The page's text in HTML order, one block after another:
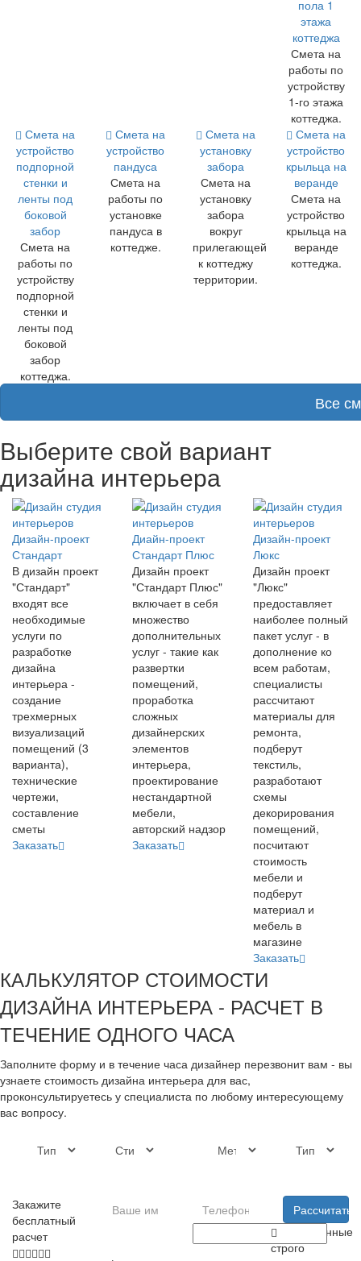
пола 1
этажа
коттеджа
Смета на
работы по
устройству
1-го этажа
коттеджа.
Смета на
устройство
подпорной
стенки и
ленты под
боковой
забор
Смета на
работы по
устройству
подпорной
стенки и
ленты под
боковой
забор
коттеджа.
Смета на
устройство
пандуса
Смета на
работы по
установке
пандуса в
коттедже.
Смета на
установку
забора
Смета на
установку
забора
вокруг
прилегающей
к коттеджу
территории.
Смета на
устройство
крыльца на
веранде
Смета на
устройство
крыльца на
веранде
коттеджа.
Все
Выберите свой вариант
дизайна интерьера
Дизайн-проект
Стандарт
В дизайн проект
"Стандарт"
входят все
необходимые
услуги по
разработке
дизайна
интерьера -
создание
трехмерных
визуализаций
помещений (3
варианта),
технические
чертежи,
составление
сметы
Заказать
Диайн-проект
Стандарт Плюс
Дизайн проект
"Стандарт Плюс"
включает в себя
множество
дополнительных
услуг - такие как
развертки
помещений,
проработка
сложных
дизайнерских
элементов
интерьера,
проектирование
нестандартной
мебели,
авторский надзор
Заказать
Дизайн-проект
Люкс
Дизайн проект
"Люкс"
предоставляет
наиболее полный
пакет услуг - в
дополнение ко
всем работам,
специалисты
рассчитают
материалы для
ремонта,
подберут
текстиль,
разработают
схемы
декорирования
помещений,
посчитают
стоимость
мебели и
подберут
материал и
мебель в
магазине
Заказать
КАЛЬКУЛЯТОР СТОИМОСТИ
ДИЗАЙНА ИНТЕРЬЕРА - РАСЧЕТ В
ТЕЧЕНИЕ ОДНОГО ЧАСА
Заполните форму и в течение часа дизайнер перезвонит вам - вы
узнаете стоимость дизайна интерьера для вас,
проконсультируетесь у специалиста по любому интересующему
вас вопросу.
Закажите
бесплатный
расчет
Рассчитать
Ваши данные
строго